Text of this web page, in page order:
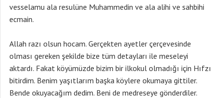
vesselamu ala resulüne Muhammedin ve ala alihi ve sahbihi
ecmain.
Allah razı olsun hocam. Gerçekten ayetler çerçevesinde
olması gereken şekilde bize tüm detayları ile meseleyi
aktardı. Fakat köyümüzde bizim bir ilkokul olmadığı için Hıfzı
bitirdim. Benim yaşıtlarım başka köylere okumaya gittiler.
Bende okuyacağım dedim. Beni de medreseye gönderdiler.